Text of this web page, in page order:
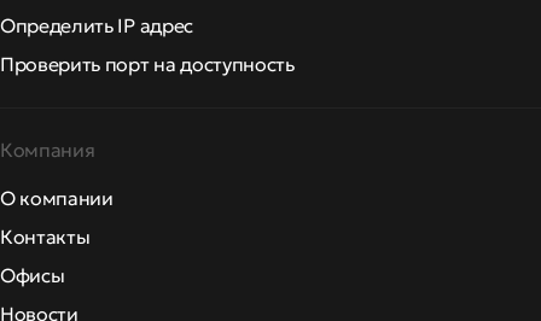
Определить IP адрес
Проверить порт на доступность
Компания
О компании
Контакты
Офисы
Новости